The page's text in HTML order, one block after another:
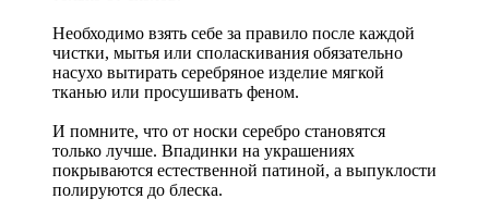
Необходимо взять себе за правило после каждой
чистки, мытья или споласкивания обязательно
насухо вытирать серебряное изделие мягкой
тканью или просушивать феном.
И помните, что от носки серебро становятся
только лучше. Впадинки на украшениях
покрываются естественной патиной, а выпуклости
полируются до блеска.